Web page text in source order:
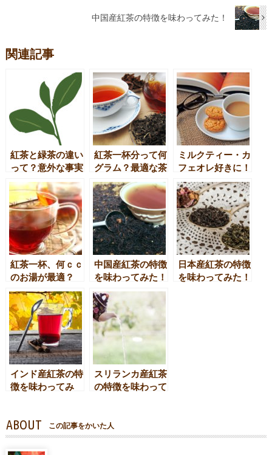
中国産紅茶の特徴を味わってみた！
関連記事
紅茶と緑茶の違い
って？意外な事実
も明らかに！？
紅茶一杯分って何
グラム？最適な茶
葉の量は？
ミルクティー・カ
フェオレ好きに！
ダイエットの妨げ
にならない、ミル
クティー・カフェ
オレの飲み方
紅茶一杯、何ｃｃ
のお湯が最適？
中国産紅茶の特徴
を味わってみた！
日本産紅茶の特徴
を味わってみた！
インド産紅茶の特
徴を味わってみ
スリランカ産紅茶
の特徴を味わって
ABOUT この記事をかいた人